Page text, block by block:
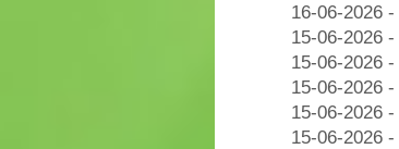
16-06-2026 -
15-06-2026 -
15-06-2026 -
15-06-2026 -
15-06-2026 -
15-06-2026 -